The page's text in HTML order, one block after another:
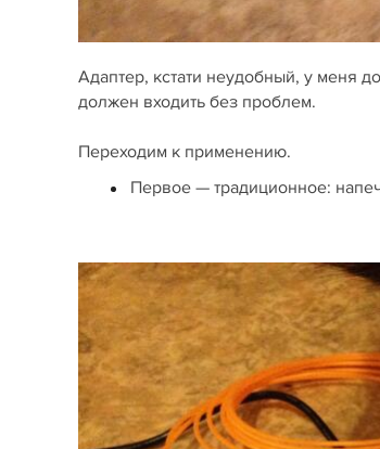
Адаптер, кстати неудобный, у меня
должен входить без проблем.
Переходим к применению.
Первое — традиционное: